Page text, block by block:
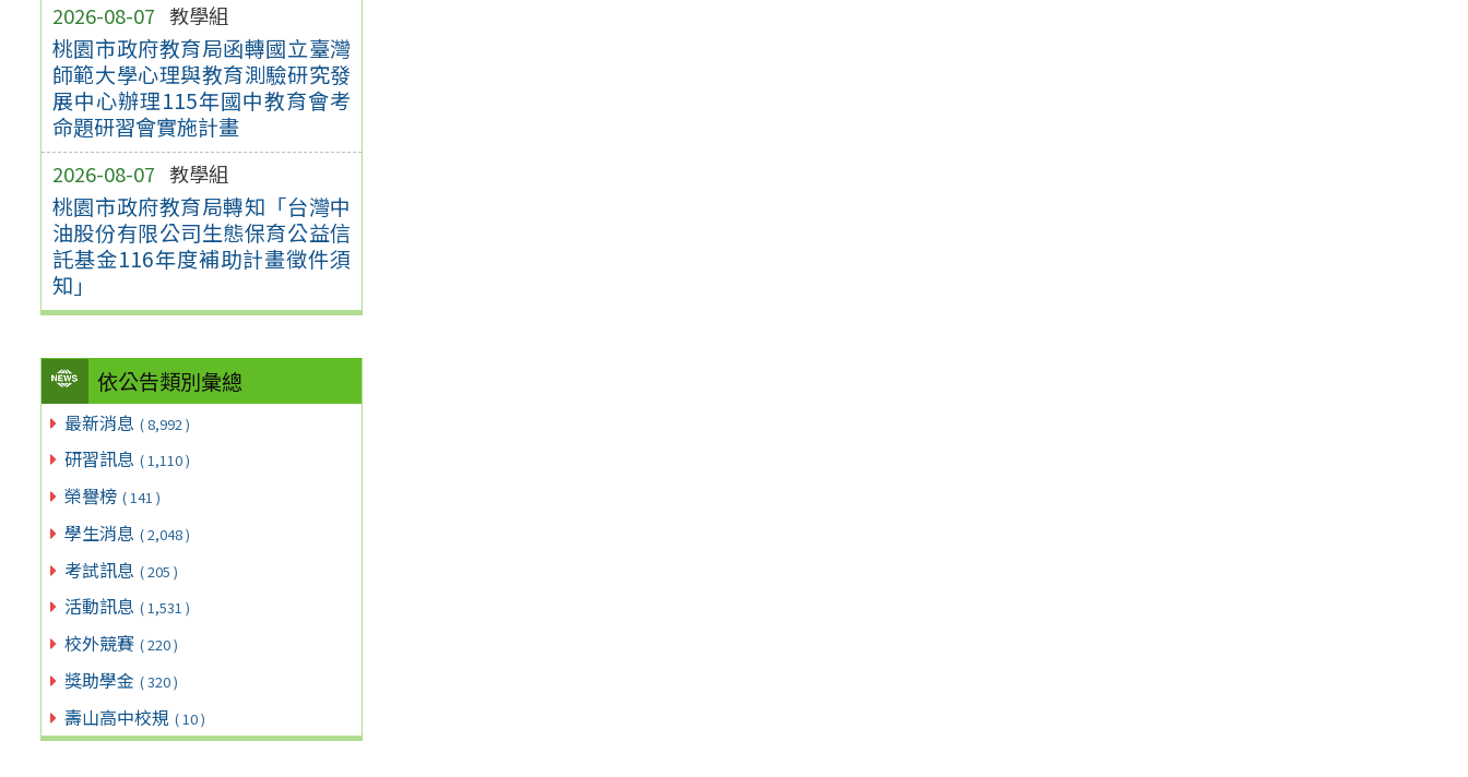
2026-08-07 教學組
桃園市政府教育局函轉國立臺灣
師範大學心理與教育測驗研究發
展中心辦理115年國中教育會考
命題研習會實施計畫
2026-08-07 教學組
桃園市政府教育局轉知「台灣中
油股份有限公司生態保育公益信
託基金116年度補助計畫徵件須
知」
依公告類別彙總
最新消息 ( 8,992 )
研習訊息 ( 1,110 )
榮譽榜 ( 141 )
學生消息 ( 2,048 )
考試訊息 ( 205 )
活動訊息 ( 1,531 )
校外競賽 ( 220 )
獎助學金 ( 320 )
壽山高中校規 ( 10 )